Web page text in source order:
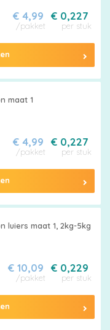
€ 0,227
per stuk
€ 4,99
/pakket
maat 1
€ 0,227
per stuk
€ 4,99
/pakket
luiers maat 1, 2kg-5kg
€ 0,229
per stuk
€ 10,09
/pakket